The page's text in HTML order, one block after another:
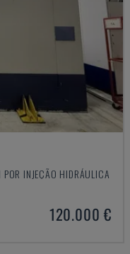
INJEÇÃO HIDRÁULICA
120.000 €